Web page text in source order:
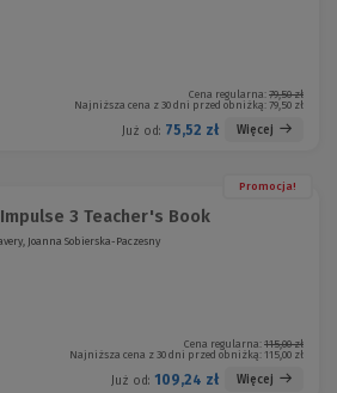
Cena regularna: 79,50 zł
Najniższa cena z 30 dni przed obniżką: 79,50 zł
Już od: 75,52 zł Więcej
Promocja!
Impulse 3 Teacher's Book
Joanna Sobierska-Paczesny
Cena regularna: 115,00 zł
Najniższa cena z 30 dni przed obniżką: 115,00 zł
Już od: 109,24 zł Więcej